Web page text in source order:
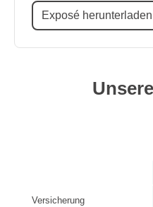
Exposé herunterladen
Versicherung